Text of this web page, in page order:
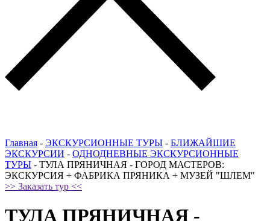
Главная - ЭКСКУРСИОННЫЕ ТУРЫ - БЛИЖАЙШИЕ
ЭКСКУРСИИ - ОДНОДНЕВНЫЕ ЭКСКУРСИОННЫЕ
ТУРЫ - ТУЛА ПРЯНИЧНАЯ - ГОРОД МАСТЕРОВ:
ЭКСКУРСИЯ + ФАБРИКА ПРЯНИКА + МУЗЕЙ "ШЛЕМ"
>> Заказать тур <<
ТУЛА ПРЯНИЧНАЯ -